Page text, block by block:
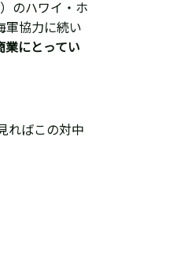
のハワイ・ホ
軍協力に続い
業にとってい
ればこの対中